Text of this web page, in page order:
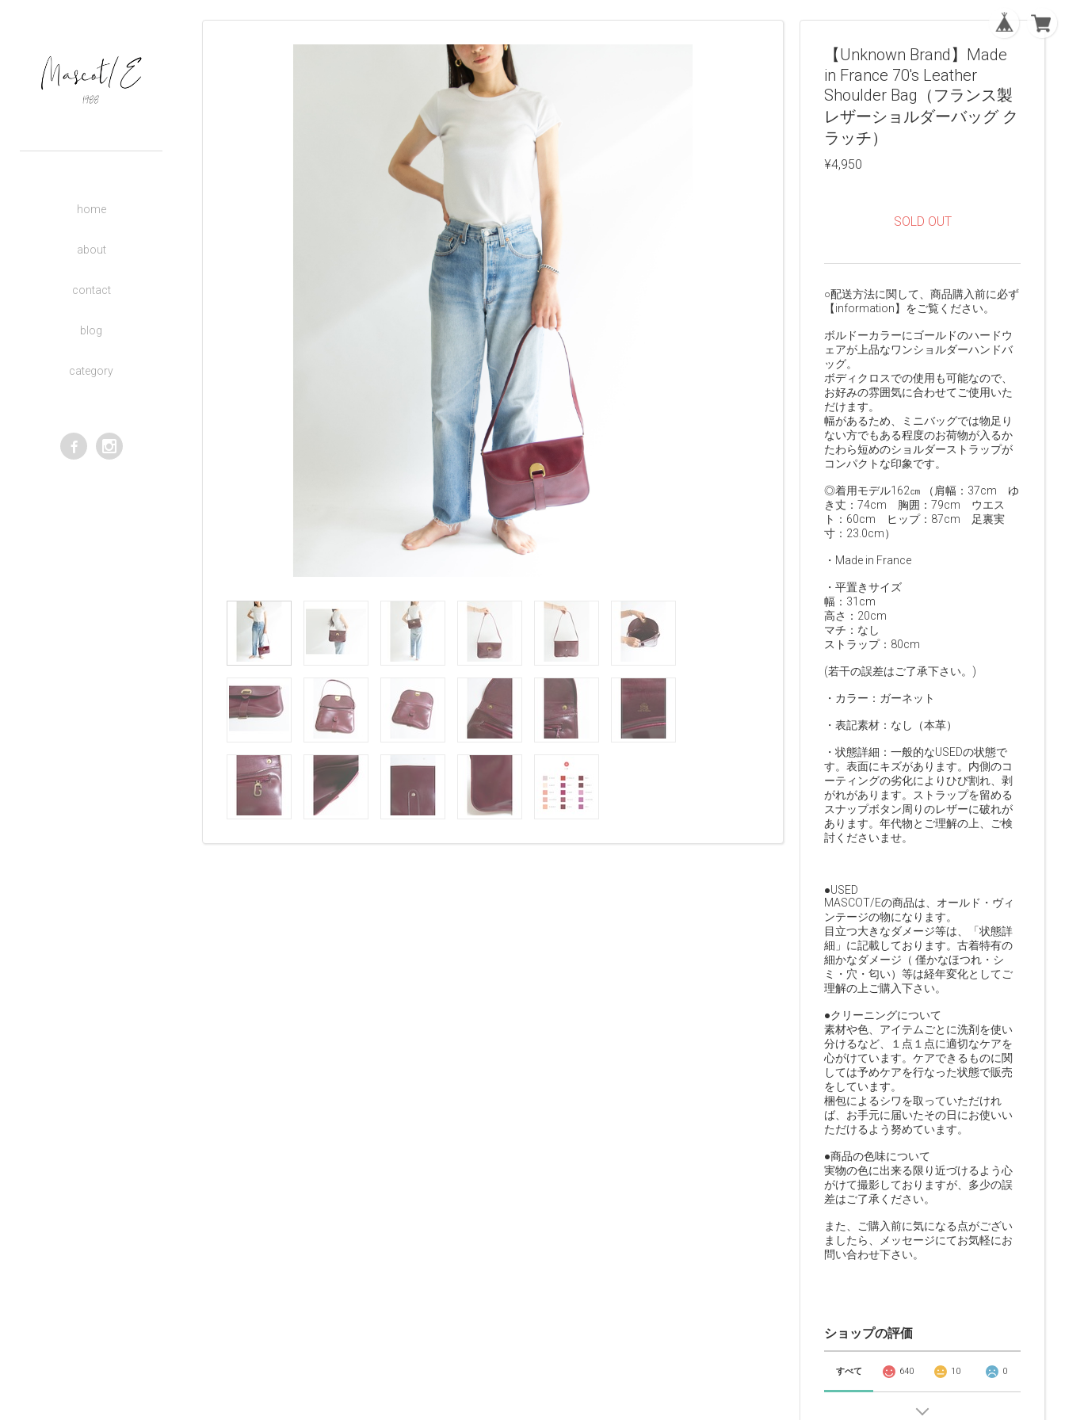
home
about
contact
blog
category
【Unknown Brand】Made
in France 70's Leather
Shoulder Bag（フランス製
レザーショルダーバッグ ク
ラッチ）
¥4,950
SOLD OUT
○配送方法に関して、商品購入前に必ず
【information】をご覧ください。
ボルドーカラーにゴールドのハードウ
ェアが上品なワンショルダーハンドバ
ッグ。
ボディクロスでの使用も可能なので、
お好みの雰囲気に合わせてご使用いた
だけます。
幅があるため、ミニバッグでは物足り
ない方でもある程度のお荷物が入るか
たわら短めのショルダーストラップが
コンパクトな印象です。
◎着用モデル162㎝ （肩幅：37cm ゆ
き丈：74cm 胸囲：79cm ウエス
ト：60cm ヒップ：87cm 足裏実
寸：23.0cm）
・Made in France
・平置きサイズ
幅：31cm
高さ：20cm
マチ：なし
ストラップ：80cm
(若干の誤差はご了承下さい。)
・カラー：ガーネット
・表記素材：なし（本革）
・状態詳細：一般的なUSEDの状態で
す。表面にキズがあります。内側のコ
ーティングの劣化によりひび割れ、剥
がれがあります。ストラップを留める
スナップボタン周りのレザーに破れが
あります。年代物とご理解の上、ご検
討くださいませ。
●USED
MASCOT/Eの商品は、オールド・ヴィ
ンテージの物になります。
目立つ大きなダメージ等は、「状態詳
細」に記載しております。古着特有の
細かなダメージ（ 僅かなほつれ・シ
ミ・穴・匂い）等は経年変化としてご
理解の上ご購入下さい。
●クリーニングについて
素材や色、アイテムごとに洗剤を使い
分けるなど、１点１点に適切なケアを
心がけています。ケアできるものに関
しては予めケアを行なった状態で販売
をしています。
梱包によるシワを取っていただけれ
ば、お手元に届いたその日にお使いい
ただけるよう努めています。
●商品の色味について
実物の色に出来る限り近づけるよう心
がけて撮影しておりますが、多少の誤
差はご了承ください。
また、ご購入前に気になる点がござい
ましたら、メッセージにてお気軽にお
問い合わせ下さい。
ショップの評価
すべて 640 10 0